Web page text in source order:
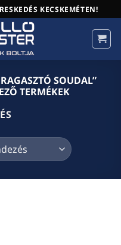
KECSKEMÉTEN!
SOUDAL”
TERMÉKEK